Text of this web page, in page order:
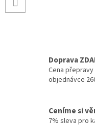
Doprava
Cena přepravy
objednávce
Ceníme si
7% sleva pro